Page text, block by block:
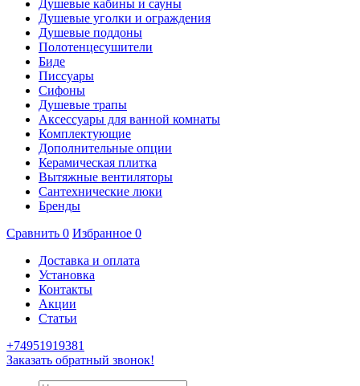
Душевые кабины и сауны
Душевые уголки и ограждения
Душевые поддоны
Полотенцесушители
Биде
Писсуары
Сифоны
Душевые трапы
Аксессуары для ванной комнаты
Комплектующие
Дополнительные опции
Керамическая плитка
Вытяжные вентиляторы
Сантехнические люки
Бренды
Сравнить 0 Избранное 0
Доставка и оплата
Установка
Контакты
Акции
Статьи
+74951919381
Заказать обратный звонок!